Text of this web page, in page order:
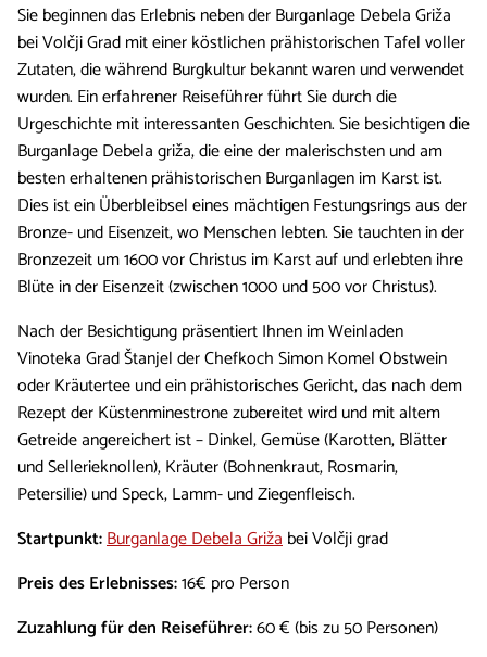
Sie beginnen das Erlebnis neben der Burganlage Debela Griža
bei Volčji Grad mit einer köstlichen prähistorischen Tafel voller
Zutaten, die während Burgkultur bekannt waren und verwendet
wurden. Ein erfahrener Reiseführer führt Sie durch die
Urgeschichte mit interessanten Geschichten. Sie besichtigen die
Burganlage Debela griža, die eine der malerischsten und am
besten erhaltenen prähistorischen Burganlagen im Karst ist.
Dies ist ein Überbleibsel eines mächtigen Festungsrings aus der
Bronze- und Eisenzeit, wo Menschen lebten. Sie tauchten in der
Bronzezeit um 1600 vor Christus im Karst auf und erlebten ihre
Blüte in der Eisenzeit (zwischen 1000 und 500 vor Christus).
Nach der Besichtigung präsentiert Ihnen im Weinladen
Vinoteka Grad Štanjel der Chefkoch Simon Komel Obstwein
oder Kräutertee und ein prähistorisches Gericht, das nach dem
Rezept der Küstenminestrone zubereitet wird und mit altem
Getreide angereichert ist – Dinkel, Gemüse (Karotten, Blätter
und Sellerieknollen), Kräuter (Bohnenkraut, Rosmarin,
Petersilie) und Speck, Lamm- und Ziegenfleisch.
Startpunkt:Burganlage Debela Grižabei Volčji grad
Preis des Erlebnisses:16€ pro Person
Zuzahlung für den Reiseführer:60 € (bis zu 50 Personen)